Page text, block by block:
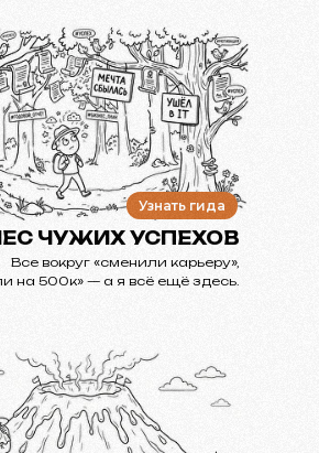
Все вокруг «сменили карьеру»,
на 500к» — а я всё ещё здесь.
ЧУЖИХ УСПЕХОВ
Узнать гида